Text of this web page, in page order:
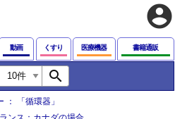
account_circle
動画 くすり 医療機器 書籍通販
search
： 「循環器」